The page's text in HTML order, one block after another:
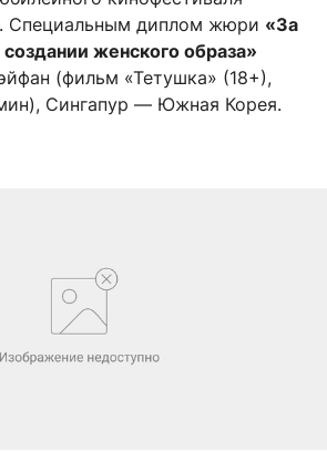
Специальным диплом жюри «За
женского образа»
(фильм «Тетушка» (18+),
Сингапур — Южная Корея.